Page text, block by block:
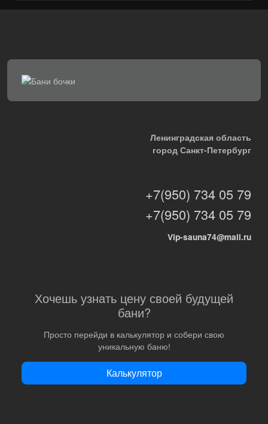
Ленинградская область
город Санкт-Петербург
+7(950) 734 05 79
+7(950) 734 05 79
Vip-sauna74@mail.ru
Хочешь узнать цену своей будущей
бани?
Просто перейди в калькулятор и собери свою
уникальную баню!
Калькулятор